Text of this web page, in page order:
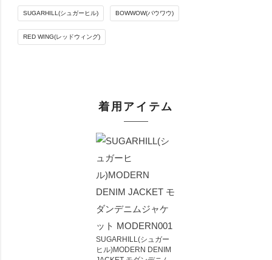
SUGARHILL(シュガーヒル) BOWWOW(バウワウ)
RED WING(レッドウィング)
着用アイテム
SUGARHILL(シュガー
ヒル)MODERN DENIM